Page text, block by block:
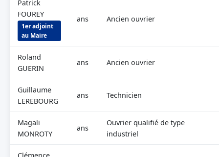
Patrick
FOUREY
1er adjoint
au Maire
ans Ancien ouvrier
Roland
GUERIN
ans Ancien ouvrier
Guillaume
LEREBOURG
ans Technicien
Magali
MONROTY
ans
Ouvrier qualifié de type
industriel